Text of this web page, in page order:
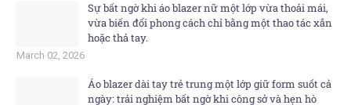
Sự bất ngờ khi áo blazer nữ một lớp vừa thoải mái,
vừa biến đổi phong cách chỉ bằng một thao tác xắn
hoặc thả tay.
March 02, 2026
Áo blazer dài tay trẻ trung một lớp giữ form suốt cả
ngày: trải nghiệm bất ngờ khi công sở và hẹn hò